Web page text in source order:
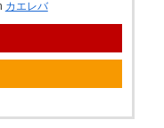
カエレバ